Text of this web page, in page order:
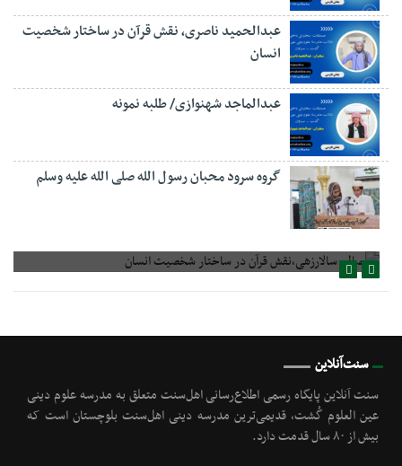
عبدالحمید ناصری، نقش قرآن در ساختار شخصیت
انسان
عبدالماجد شهنوازی/ طلبه نمونه
گروه سرود محبان رسول الله صلی الله علیه وسلم
صالح سالارزهی،‌نقش قرآن در ساختار شخصیت انسان
سنت‌آنلاین
سنت آنلاین پایگاه رسمی اطلاع‌رسانی اهل‌سنت متعلق به مدرسه علوم دینی
عین العلوم گُشت, قدیمی‌ترین مدرسه دینی اهل‌سنت بلوچستان است که
بیش از ۸۰ سال قدمت دارد.